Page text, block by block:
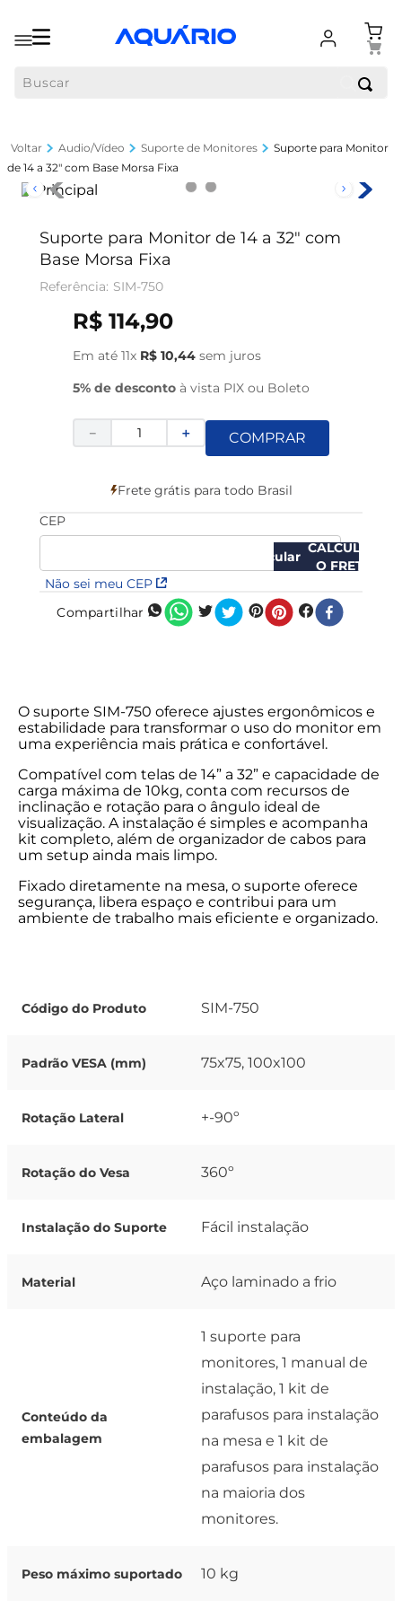
Audio/Vídeo Suporte de Monitores
Suporte para Monitor
de 14 a 32" com Base Morsa Fixa
Suporte para Monitor de 14 a 32" com
Base Morsa Fixa
SIM-750
R$ 114,90
Em até 11x R$ 10,44 sem juros
5% de desconto à vista PIX ou Boleto
＋
－ COMPRAR
Frete grátis para todo Brasil
CEP
Não sei meu CEP
CALCULAR
O FRETE
Compartilhar
O suporte SIM-750 oferece ajustes ergonômicos e
estabilidade para transformar o uso do monitor em
uma experiência mais prática e confortável.
Compatível com telas de 14” a 32” e capacidade de
carga máxima de 10kg, conta com recursos de
inclinação e rotação para o ângulo ideal de
visualização. A instalação é simples e acompanha
kit completo, além de organizador de cabos para
um setup ainda mais limpo.
Fixado diretamente na mesa, o suporte oferece
segurança, libera espaço e contribui para um
ambiente de trabalho mais eficiente e organizado.
Código do Produto SIM-750
Padrão VESA (mm) 75x75, 100x100
Rotação Lateral +-90º
Rotação do Vesa 360º
Instalação do Suporte Fácil instalação
Material Aço laminado a frio
Conteúdo da
embalagem
1 suporte para
monitores, 1 manual de
instalação, 1 kit de
parafusos para instalação
na mesa e 1 kit de
parafusos para instalação
na maioria dos
monitores.
Peso máximo suportado 10 kg